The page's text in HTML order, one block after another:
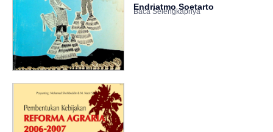
Endriatmo Soetarto